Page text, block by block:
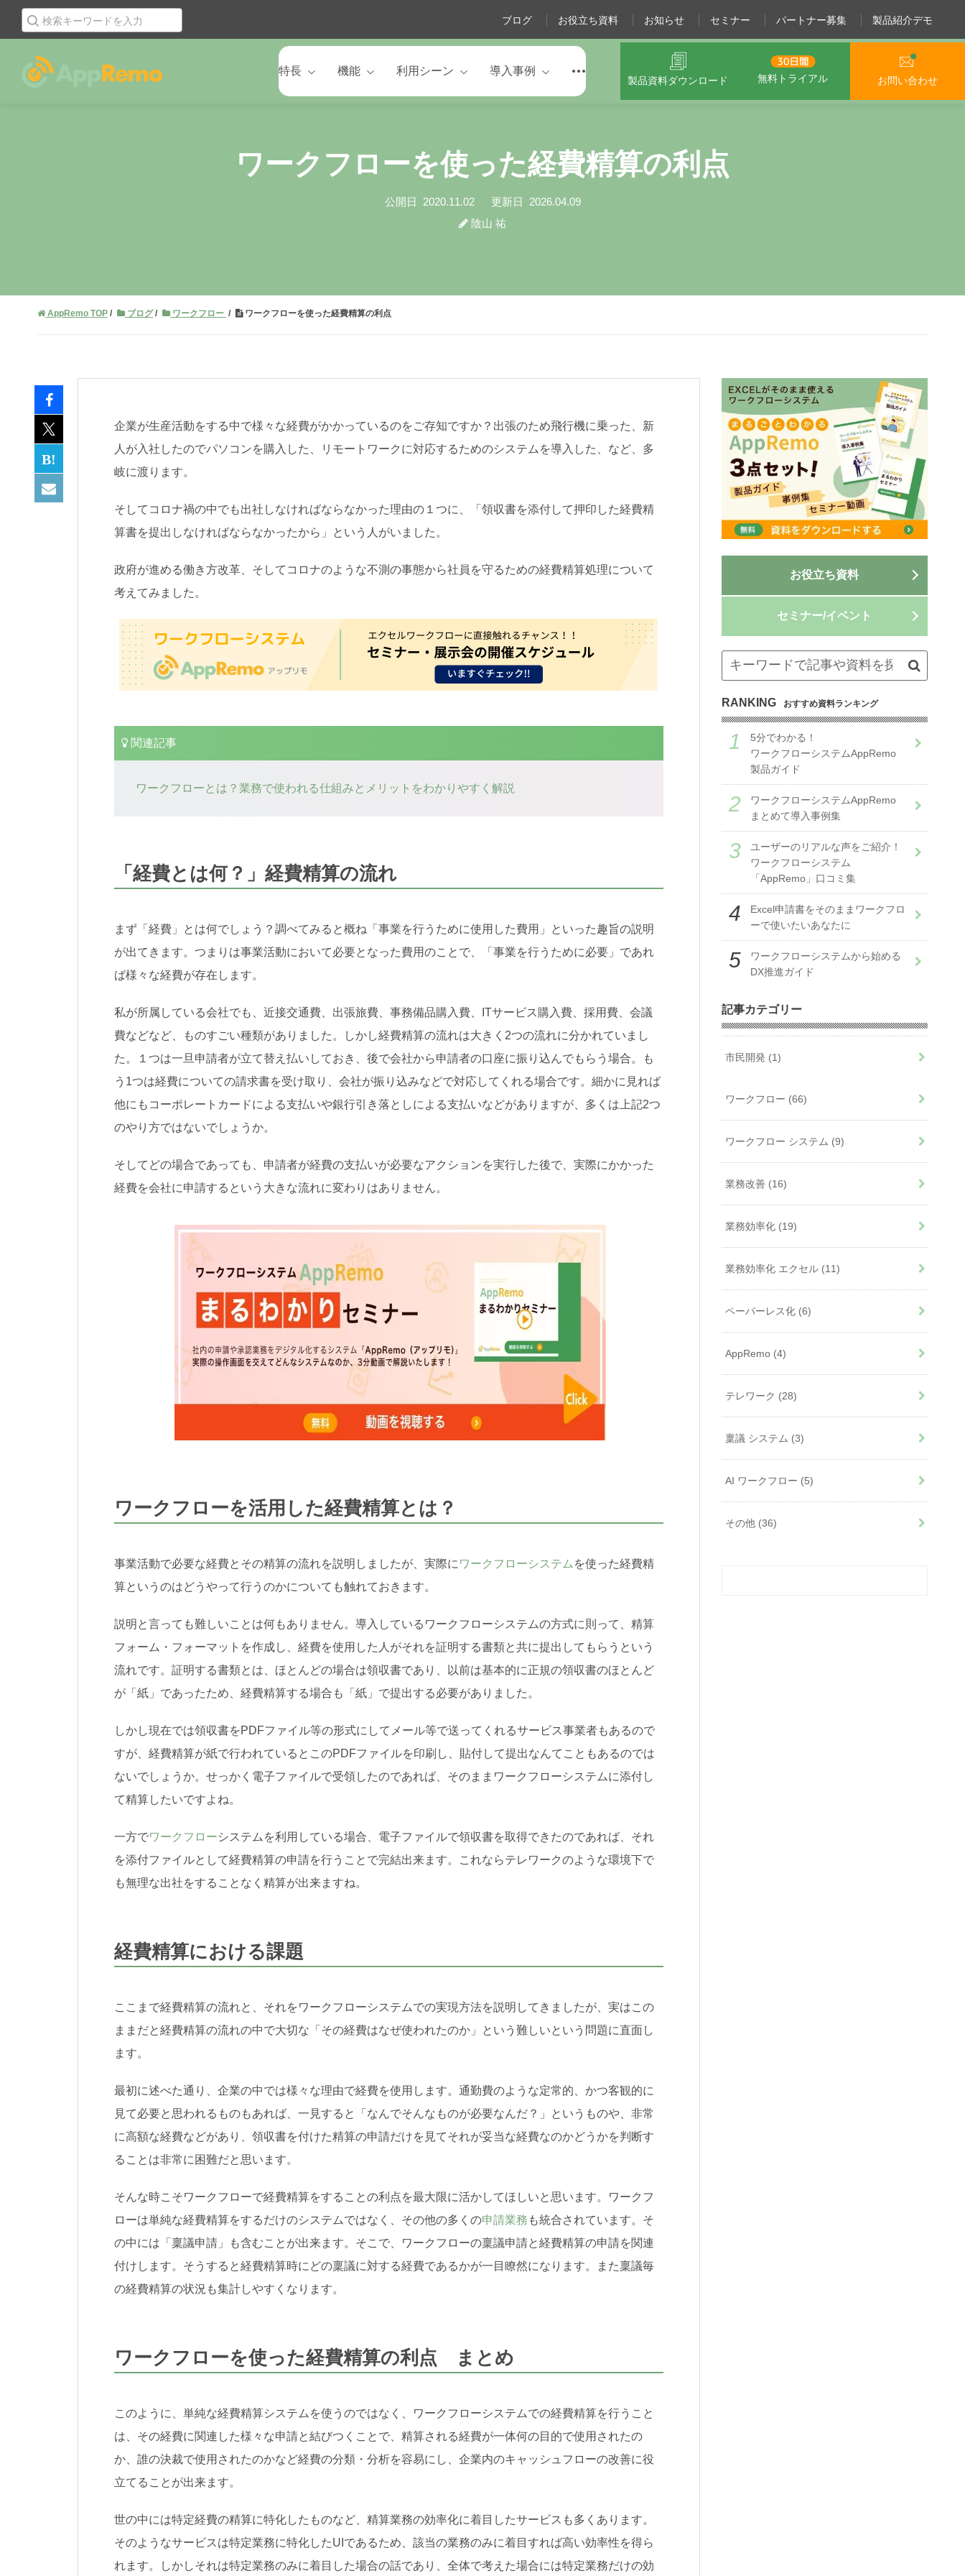
ブログ お役立ち資料 お知らせ セミナー パートナー募集 製品紹介デモ
特長 機能 利用シーン 導入事例
製品資料ダウンロード 無料トライアル お問い合わせ
ワークフローを使った経費精算の利点
公開日 2020.11.02 更新日 2026.04.09
陰山 祐
AppRemo TOP ブログ ワークフロー ワークフローを使った経費精算の利点
企業が生産活動をする中で様々な経費がかかっているのをご存知ですか？出張のため飛行機に乗った、新
人が入社したのでパソコンを購入した、リモートワークに対応するためのシステムを導入した、など、多
岐に渡ります。
そしてコロナ禍の中でも出社しなければならなかった理由の１つに、「領収書を添付して押印した経費精
算書を提出しなければならなかったから」という人がいました。
政府が進める働き方改革、そしてコロナのような不測の事態から社員を守るための経費精算処理について
考えてみました。
関連記事
ワークフローとは？業務で使われる仕組みとメリットをわかりやすく解説
「経費とは何？」経費精算の流れ
まず「経費」とは何でしょう？調べてみると概ね「事業を行うために使用した費用」といった趣旨の説明
が出てきます。つまりは事業活動において必要となった費用のことで、「事業を行うために必要」であれ
ば様々な経費が存在します。
私が所属している会社でも、近接交通費、出張旅費、事務備品購入費、ITサービス購入費、採用費、会議
費などなど、ものすごい種類がありました。しかし経費精算の流れは大きく2つの流れに分かれていまし
た。１つは一旦申請者が立て替え払いしておき、後で会社から申請者の口座に振り込んでもらう場合。も
う1つは経費についての請求書を受け取り、会社が振り込みなどで対応してくれる場合です。細かに見れば
他にもコーポレートカードによる支払いや銀行引き落としによる支払いなどがありますが、多くは上記2つ
のやり方ではないでしょうか。
そしてどの場合であっても、申請者が経費の支払いが必要なアクションを実行した後で、実際にかかった
経費を会社に申請するという大きな流れに変わりはありません。
ワークフローを活用した経費精算とは？
事業活動で必要な経費とその精算の流れを説明しましたが、実際に ワークフローシステム を使った経費精
算というのはどうやって行うのかについても触れておきます。
説明と言っても難しいことは何もありません。導入しているワークフローシステムの方式に則って、精算
フォーム・フォーマットを作成し、経費を使用した人がそれを証明する書類と共に提出してもらうという
流れです。証明する書類とは、ほとんどの場合は領収書であり、以前は基本的に正規の領収書のほとんど
が「紙」であったため、経費精算する場合も「紙」で提出する必要がありました。
しかし現在では領収書をPDFファイル等の形式にしてメール等で送ってくれるサービス事業者もあるので
すが、経費精算が紙で行われているとこのPDFファイルを印刷し、貼付して提出なんてこともあるのでは
ないでしょうか。せっかく電子ファイルで受領したのであれば、そのままワークフローシステムに添付し
て精算したいですよね。
一方でワークフローシステムを利用している場合、電子ファイルで領収書を取得できたのであれば、それ
を添付ファイルとして経費精算の申請を行うことで完結出来ます。これならテレワークのような環境下で
も無理な出社をすることなく精算が出来ますね。
経費精算における課題
ここまで経費精算の流れと、それをワークフローシステムでの実現方法を説明してきましたが、実はこの
ままだと経費精算の流れの中で大切な「その経費はなぜ使われたのか」という難しいという問題に直面し
ます。
最初に述べた通り、企業の中では様々な理由で経費を使用します。通勤費のような定常的、かつ客観的に
見て必要と思われるものもあれば、一見すると「なんでそんなものが必要なんだ？」というものや、非常
に高額な経費などがあり、領収書を付けた精算の申請だけを見てそれが妥当な経費なのかどうかを判断す
ることは非常に困難だと思います。
そんな時こそワークフローで経費精算をすることの利点を最大限に活かしてほしいと思います。ワークフ
ローは単純な経費精算をするだけのシステムではなく、その他の多くの申請業務 も統合されています。そ
の中には「稟議申請」も含むことが出来ます。そこで、ワークフローの稟議申請と経費精算の申請を関連
付けします。そうすると経費精算時にどの稟議に対する経費であるかが一目瞭然になります。また稟議毎
の経費精算の状況も集計しやすくなります。
ワークフローを使った経費精算の利点 まとめ
このように、単純な経費精算システムを使うのではなく、ワークフローシステムでの経費精算を行うこと
は、その経費に関連した様々な申請と結びつくことで、精算される経費が一体何の目的で使用されたの
か、誰の決裁で使用されたのかなど経費の分類・分析を容易にし、企業内のキャッシュフローの改善に役
立てることが出来ます。
世の中には特定経費の精算に特化したものなど、精算業務の効率化に着目したサービスも多くあります。
そのようなサービスは特定業務に特化したUIであるため、該当の業務のみに着目すれば高い効率性を得ら
れます。しかしそれは特定業務のみに着目した場合の話であり、全体で考えた場合には特定業務だけの効
お役立ち資料
セミナー/イベント
RANKING おすすめ資料ランキング
5分でわかる！
ワークフローシステムAppRemo
製品ガイド
ワークフローシステムAppRemo
まとめて導入事例集
ユーザーのリアルな声をご紹介！
ワークフローシステム
「AppRemo」口コミ集
Excel申請書をそのままワークフロ
ーで使いたいあなたに
ワークフローシステムから始める
DX推進ガイド
記事カテゴリー
ワークフロー (66)
その他 (36)
テレワーク (28)
業務効率化 (19)
業務改善 (16)
業務効率化 エクセル (11)
ワークフロー システム (9)
ペーパーレス化 (6)
AI ワークフロー (5)
AppRemo (4)
稟議 システム (3)
市民開発 (1)